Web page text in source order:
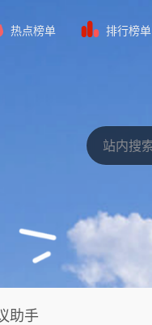
热点榜单 排行榜单
助手